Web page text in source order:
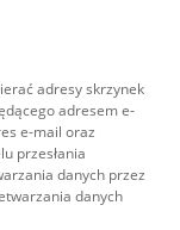
adresy skrzynek
adresem e-
e-mail oraz
przesłania
danych przez
danych